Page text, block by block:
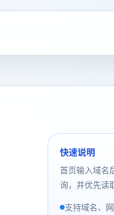
快速说明
首页输入域名
询，并优先读
支持域名、